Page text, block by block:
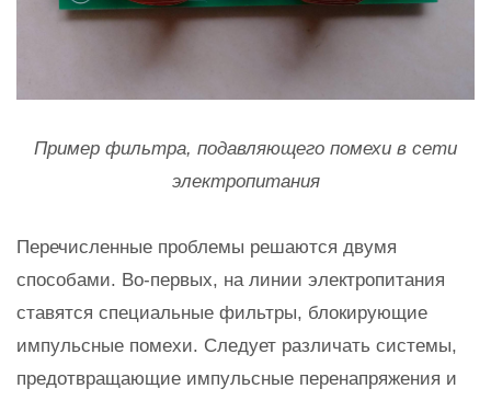
Пример фильтра, подавляющего помехи в сети
электропитания
Перечисленные проблемы решаются двумя
способами. Во-первых, на линии электропитания
ставятся специальные фильтры, блокирующие
импульсные помехи. Следует различать системы,
предотвращающие импульсные перенапряжения и